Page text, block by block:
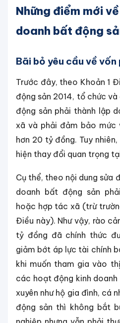
Những điểm mới
doanh bất động
Bãi bỏ yêu cầu về vốn
Trước đây, theo Khoản 1
động sản 2014, tổ chức
động sản phải thành lập
xã và phải đảm bảo mức
hơn 20 tỷ đồng. Tuy
hiện thay đổi quan trọng
Cụ thể, theo nội dung sửa
doanh bất động sản
hoặc hợp tác xã (trừ
Điều này). Như vậy, rào
tỷ đồng đã chính thức
giảm bớt áp lực tài chính
khi muốn tham gia vào
các hoạt động kinh
xuyên như hộ gia đình, cá
động sản thì không bắt